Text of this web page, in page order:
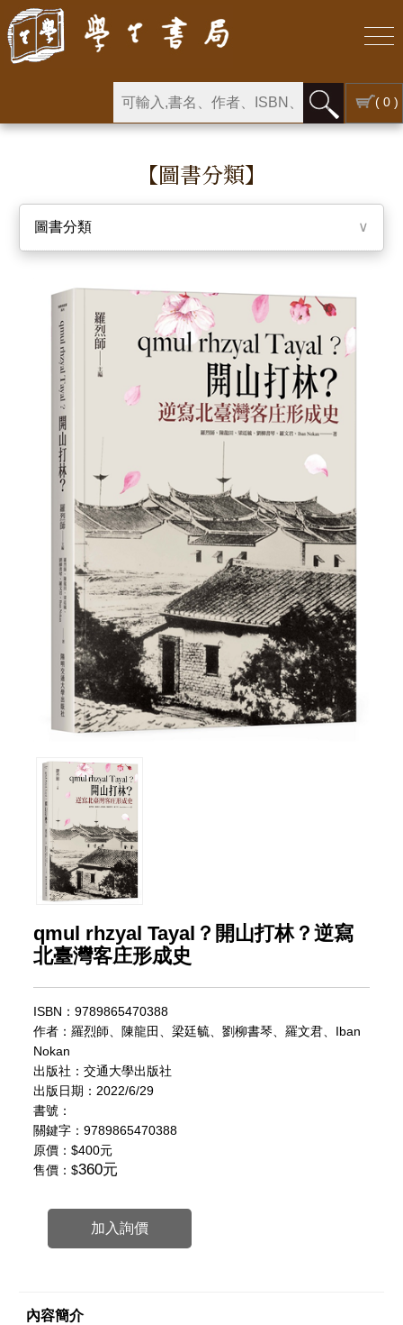
( 0 )
【圖書分類】
圖書分類 ∨
qmul rhzyal Tayal？開山打林？逆寫
北臺灣客庄形成史
ISBN：9789865470388
作者：羅烈師、陳龍田、梁廷毓、劉柳書琴、羅文君、Iban
Nokan
出版社：交通大學出版社
出版日期：2022/6/29
書號：
關鍵字：9789865470388
原價：$400元
售價：$360元
加入詢價
內容簡介